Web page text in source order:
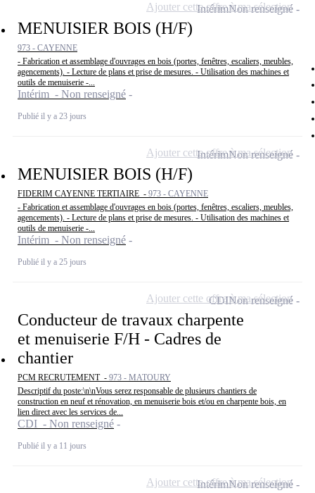
MENUISIER BOIS (H/F)
973 - CAYENNE
- Fabrication et assemblage d'ouvrages en bois (portes, fenêtres, escaliers, meubles,
agencements). - Lecture de plans et prise de mesures. - Utilisation des machines et
outils de menuiserie -...
Intérim - Non renseigné
Publié il y a 23 jours
IntérimNon renseigné
Ajouter cette offre à ma sélection
MENUISIER BOIS (H/F)
FIDERIM CAYENNE TERTIAIRE - 973 - CAYENNE
- Fabrication et assemblage d'ouvrages en bois (portes, fenêtres, escaliers, meubles,
agencements). - Lecture de plans et prise de mesures. - Utilisation des machines et
outils de menuiserie -...
Intérim - Non renseigné
Publié il y a 25 jours
IntérimNon renseigné
Ajouter cette offre à ma sélection
Conducteur de travaux charpente
et menuiserie F/H - Cadres de
chantier
PCM RECRUTEMENT - 973 - MATOURY
Descriptif du poste:\n\nVous serez responsable de plusieurs chantiers de
construction en neuf et rénovation, en menuiserie bois et/ou en charpente bois, en
lien direct avec les services de...
CDI - Non renseigné
Publié il y a 11 jours
CDINon renseigné
Ajouter cette offre à ma sélection
IntérimNon renseigné
Ajouter cette offre à ma sélection